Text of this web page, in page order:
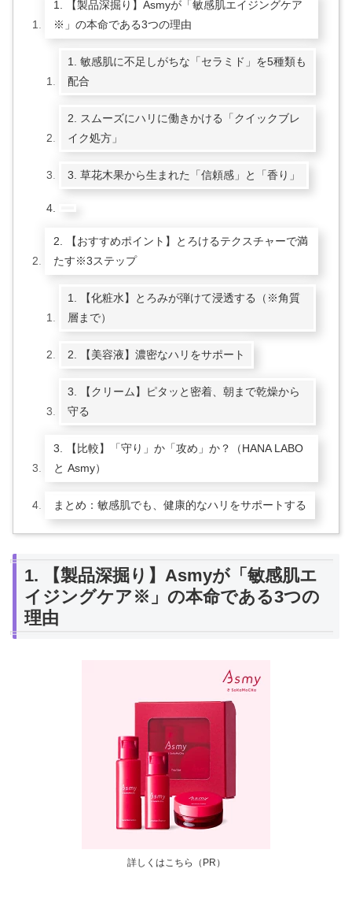
1. 【製品深掘り】Asmyが「敏感肌エイジングケア
※」の本命である3つの理由
1. 敏感肌に不足しがちな「セラミド」を5種類も
配合
2. スムーズにハリに働きかける「クイックブレ
イク処方」
3. 草花木果から生まれた「信頼感」と「香り」
2. 【おすすめポイント】とろけるテクスチャーで満
たす※3ステップ
1. 【化粧水】とろみが弾けて浸透する（※角質
層まで）
2. 【美容液】濃密なハリをサポート
3. 【クリーム】ピタッと密着、朝まで乾燥から
守る
3. 【比較】「守り」か「攻め」か？（HANA LABO
と Asmy）
まとめ：敏感肌でも、健康的なハリをサポートする
1. 【製品深掘り】Asmyが「敏感肌エ
イジングケア※」の本命である3つの
理由
詳しくはこちら（PR）